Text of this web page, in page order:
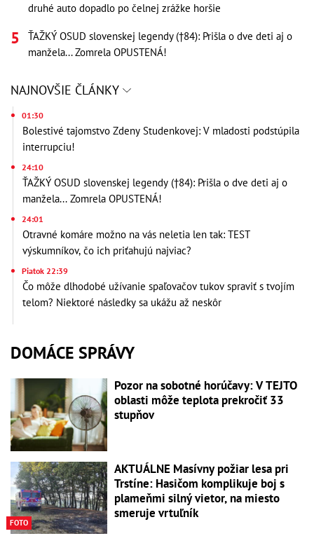
druhé auto dopadlo po čelnej zrážke horšie
ŤAŽKÝ OSUD slovenskej legendy (†84): Prišla o dve deti aj o
manžela... Zomrela OPUSTENÁ!
NAJNOVŠIE ČLÁNKY
01:30
Bolestivé tajomstvo Zdeny Studenkovej: V mladosti podstúpila
interrupciu!
24:10
ŤAŽKÝ OSUD slovenskej legendy (†84): Prišla o dve deti aj o
manžela... Zomrela OPUSTENÁ!
24:01
Otravné komáre možno na vás neletia len tak: TEST
výskumníkov, čo ich priťahujú najviac?
Piatok 22:39
Čo môže dlhodobé užívanie spaľovačov tukov spraviť s tvojím
telom? Niektoré následky sa ukážu až neskôr
DOMÁCE SPRÁVY
Pozor na sobotné horúčavy: V TEJTO
oblasti môže teplota prekročiť 33
stupňov
FOTO
AKTUÁLNE Masívny požiar lesa pri
Trstíne: Hasičom komplikuje boj s
plameňmi silný vietor, na miesto
smeruje vrtuľník